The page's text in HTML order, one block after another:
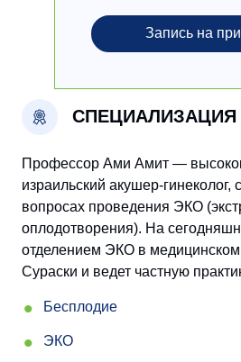
СПЕЦИАЛИЗАЦИЯ
Профессор Ами Амит —
израильский акушер-гинеколог,
вопросах проведения ЭКО
оплодотворения). На
отделением ЭКО в
Сураски и ведет частную
Бесплодие
ЭКО
Запись на